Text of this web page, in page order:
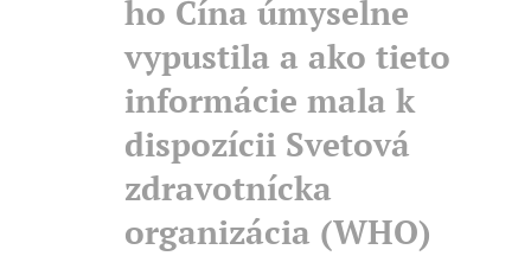
ho Čína úmyselne
vypustila a ako tieto
informácie mala k
dispozícii Svetová
zdravotnícka
organizácia (WHO)